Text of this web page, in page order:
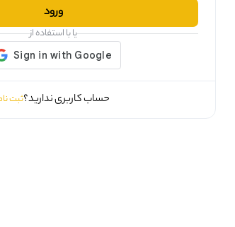
ورود
یا با استفاده از
حساب کاربری ندارید؟ثبت